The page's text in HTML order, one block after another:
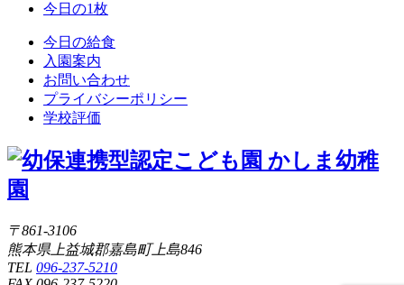
今日の1枚
今日の給食
入園案内
お問い合わせ
プライバシーポリシー
学校評価
〒861-3106
熊本県上益城郡嘉島町上島846
TEL 096-237-5210